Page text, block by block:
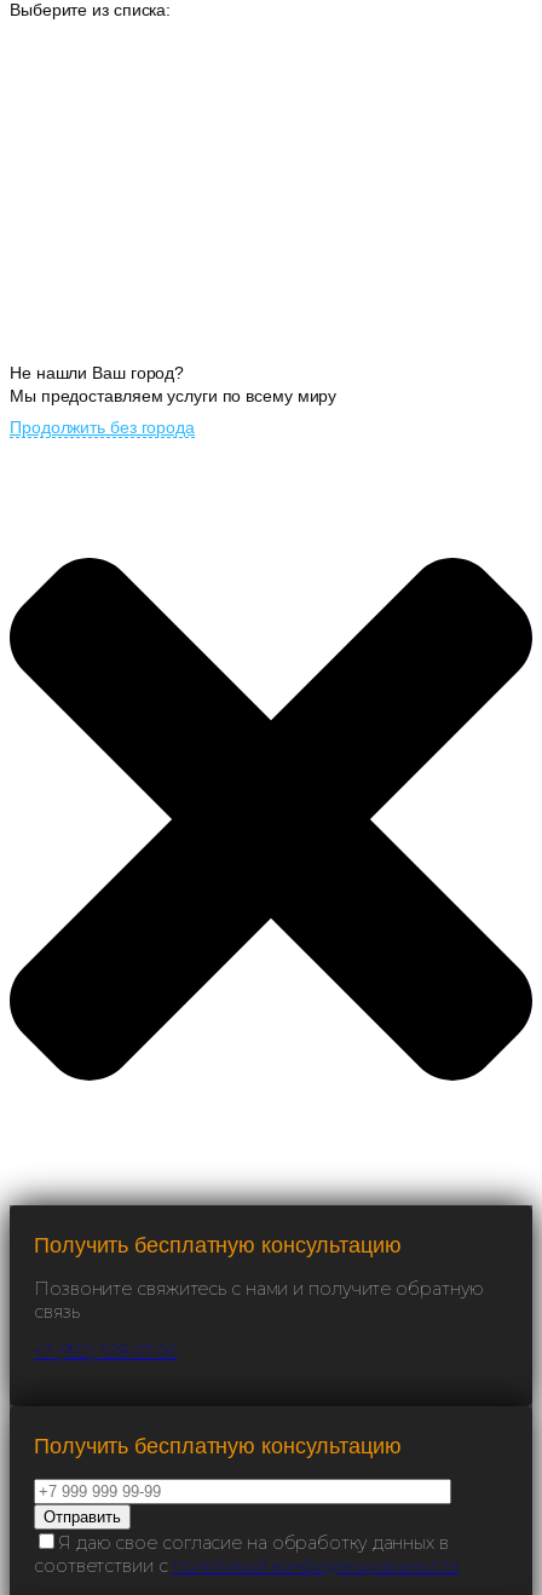
Выберите из списка:
Не нашли Ваш город?
Мы предоставляем услуги по всему миру
Продолжить без города
Получить бесплатную консультацию
Позвоните свяжитесь с нами и получите обратную
связь
+7 (922) 528-07-56
Получить бесплатную консультацию
Я даю свое согласие на обработку данных в
соответствии с политикой конфиденциальности